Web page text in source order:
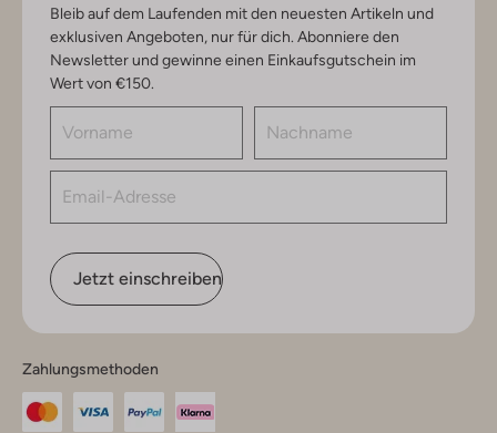
Bleib auf dem Laufenden mit den neuesten Artikeln und
exklusiven Angeboten, nur für dich. Abonniere den
Newsletter und gewinne einen Einkaufsgutschein im
Wert von €150.
Jetzt einschreiben
Zahlungsmethoden